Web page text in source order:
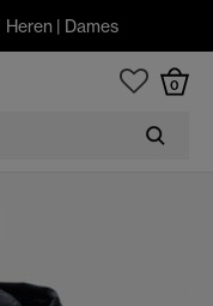
Heren | Dames
0